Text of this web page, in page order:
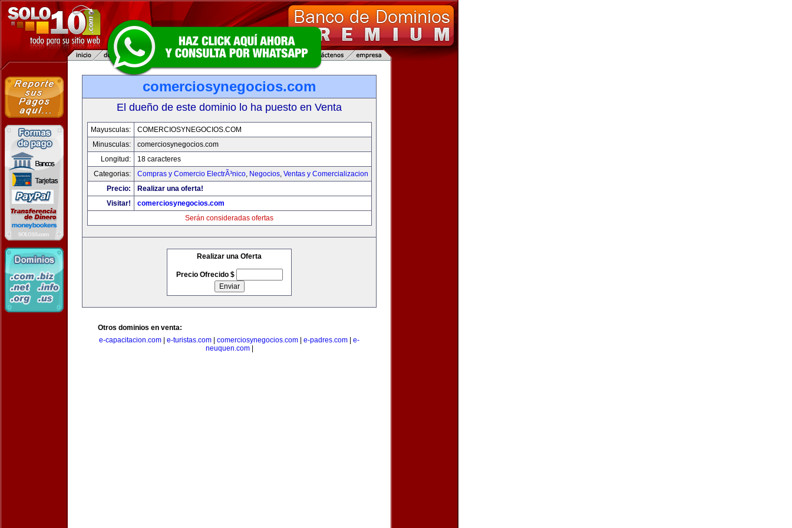
comerciosynegocios.com
El dueño de este dominio lo ha puesto en Venta
Mayusculas:
COMERCIOSYNEGOCIOS.COM
Minusculas:
comerciosynegocios.com
Longitud:
18 caracteres
Categorias:
Compras y Comercio ElectrÃ³nico, Negocios, Ventas y Comercializacion
Precio:
Realizar una oferta!
Visitar!
comerciosynegocios.com
Serán consideradas ofertas
Realizar una Oferta
Precio Ofrecido $
Otros dominios en venta:
e-capacitacion.com
e-turistas.com comerciosynegocios.com e-padres.com
e-
neuquen.com|